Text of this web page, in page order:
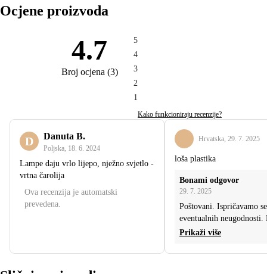
Ocjene proizvoda
4.7
Broj ocjena (3)
5
4
3
2
1
Kako funkcioniraju recenzije?
D Danuta B.
Poljska 18. 6. 2024
Lampe daju vrlo lijepo, nježno svjetlo -
vrtna čarolija
Ova recenzija je automatski
prevedena.
Hrvatska 29. 7. 2025
loša plastika
Bonami odgovor
29. 7. 2025
Poštovani. Ispričavamo
eventualnih neugodnosti.
Prikaži više